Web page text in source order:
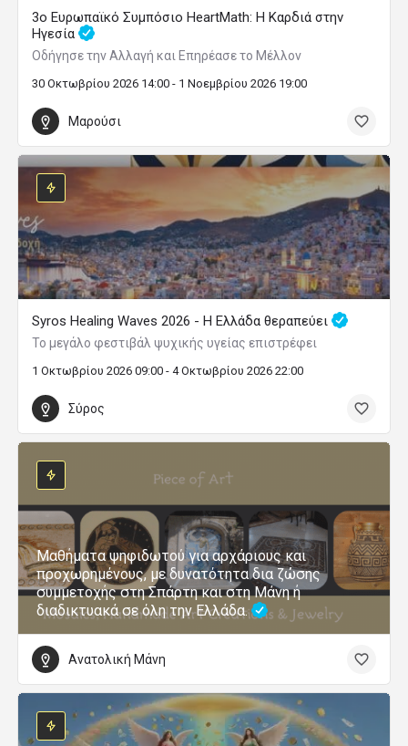
3ο Ευρωπαϊκό Συμπόσιο HeartMath: Η Καρδιά στην
Ηγεσία
Οδήγησε την Αλλαγή και Επηρέασε το Μέλλον
30 Οκτωβρίου 2026 14:00 - 1 Νοεμβρίου 2026 19:00
Μαρούσι
Syros Healing Waves 2026 - Η Ελλάδα θεραπεύει
Το μεγάλο φεστιβάλ ψυχικής υγείας επιστρέφει
1 Οκτωβρίου 2026 09:00 - 4 Οκτωβρίου 2026 22:00
Σύρος
Μαθήματα ψηφιδωτού για αρχάριους και
προχωρημένους, με δυνατότητα δια ζώσης
συμμετοχής στη Σπάρτη και στη Μάνη ή
διαδικτυακά σε όλη την Ελλάδα.
Ανατολική Μάνη